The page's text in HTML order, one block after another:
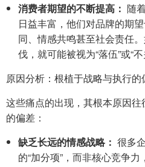
消费者期望的不断提高： 随
日益丰富，他们对品牌的期
同、情感共鸣甚至社会责任
伐，就可能被视为“落伍”或“不
原因分析：根植于战略与执行的
这些痛点的出现，其根本原因
的偏差：
缺乏长远的情感战略： 很多
的“加分项”，而非核心竞争力